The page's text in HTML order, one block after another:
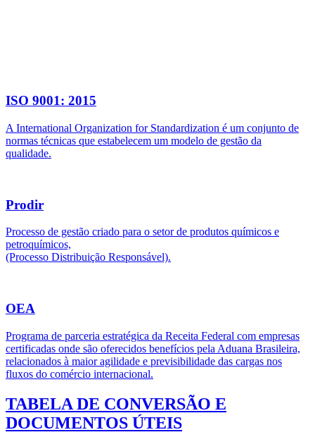
ISO 9001: 2015
A International Organization for Standardization é um conjunto de
normas técnicas que estabelecem um modelo de gestão da
qualidade.
Prodir
Processo de gestão criado para o setor de produtos químicos e
petroquímicos,
(Processo Distribuição Responsável).
OEA
Programa de parceria estratégica da Receita Federal com empresas
certificadas onde são oferecidos benefícios pela Aduana Brasileira,
relacionados à maior agilidade e previsibilidade das cargas nos
fluxos do comércio internacional.
TABELA DE CONVERSÃO E
DOCUMENTOS ÚTEIS